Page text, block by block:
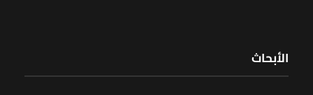
الأبحاث